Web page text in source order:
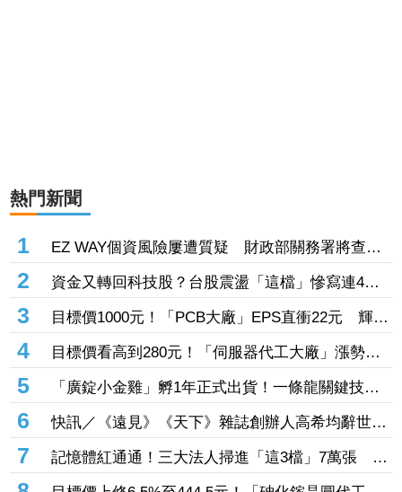
熱門新聞
1
EZ WAY個資風險屢遭質疑 財政部關務署將查核
關貿公司、檢討是否統一收費正式委任
2
資金又轉回科技股？台股震盪「這檔」慘寫連4黑
登弱勢股王 國票金、潤泰新也淪大盤刀下魂
3
目標價1000元！「PCB大廠」EPS直衝22元 輝達
3年大單＋Vera CPU市占率破5成後市看旺
4
目標價看高到280元！「伺服器代工大廠」漲勢熄
火陷連2跌 三大法人今出清1.1萬張、抽回21億元
5
「廣錠小金雞」孵1年正式出貨！一條龍關鍵技術
通過驗證 拿下美系網通、雲端大廠訂單
6
快訊／《遠見》《天下》雜誌創辦人高希均辭世
享耆壽90歲
7
記憶體紅通通！三大法人掃進「這3檔」7萬張 砸
229億元連4日補貨南亞科